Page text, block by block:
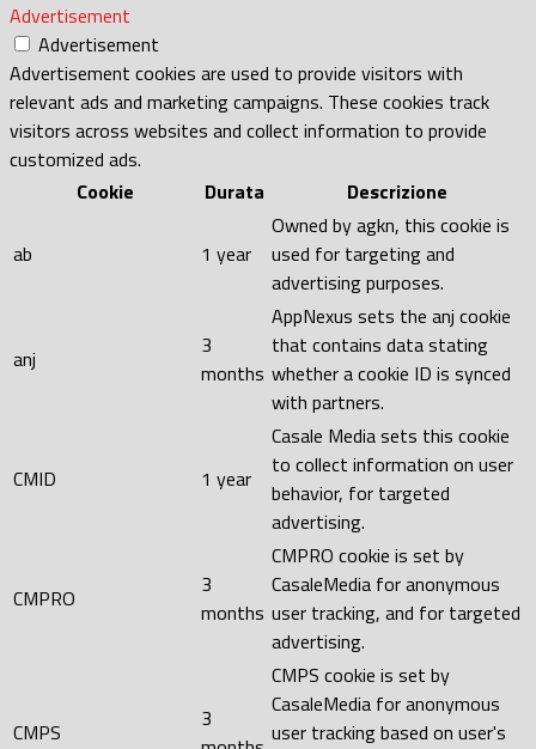
Advertisement
Advertisement
Advertisement cookies are used to provide visitors with
relevant ads and marketing campaigns. These cookies track
visitors across websites and collect information to provide
customized ads.
Cookie
Durata Descrizione
ab 1 year
Owned by agkn, this cookie is
used for targeting and
advertising purposes.
anj
3
months
AppNexus sets the anj cookie
that contains data stating
whether a cookie ID is synced
with partners.
CMID 1 year
Casale Media sets this cookie
to collect information on user
behavior, for targeted
advertising.
CMPRO
3
months
CMPRO cookie is set by
CasaleMedia for anonymous
user tracking, and for targeted
advertising.
CMPS
3
CMPS cookie is set by
CasaleMedia for anonymous
user tracking based on user's